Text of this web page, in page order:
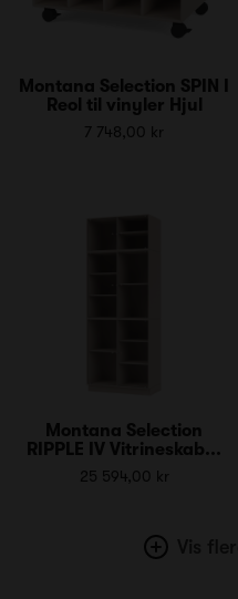
Montana Selection SPIN I
Reol til vinyler Hjul
7 748,00 kr
Montana Selection
RIPPLE IV Vitrineskab...
25 594,00 kr